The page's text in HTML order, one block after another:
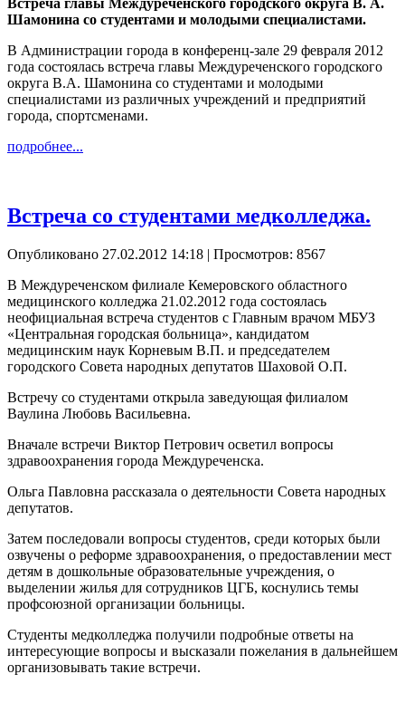
Встреча главы Междуреченского городского округа В. А.
Шамонина со студентами и молодыми специалистами.
В Администрации города в конференц-зале 29 февраля 2012
года состоялась встреча главы Междуреченского городского
округа В.А. Шамонина со студентами и молодыми
специалистами из различных учреждений и предприятий
города, спортсменами.
подробнее...
Встреча со студентами медколледжа.
Опубликовано 27.02.2012 14:18 | Просмотров: 8567
В Междуреченском филиале Кемеровского областного
медицинского колледжа 21.02.2012 года состоялась
неофициальная встреча студентов с Главным врачом МБУЗ
«Центральная городская больница», кандидатом
медицинским наук Корневым В.П. и председателем
городского Совета народных депутатов Шаховой О.П.
Встречу со студентами открыла заведующая филиалом
Ваулина Любовь Васильевна.
Вначале встречи Виктор Петрович осветил вопросы
здравоохранения города Междуреченска.
Ольга Павловна рассказала о деятельности Совета народных
депутатов.
Затем последовали вопросы студентов, среди которых были
озвучены о реформе здравоохранения, о предоставлении мест
детям в дошкольные образовательные учреждения, о
выделении жилья для сотрудников ЦГБ, коснулись темы
профсоюзной организации больницы.
Студенты медколледжа получили подробные ответы на
интересующие вопросы и высказали пожелания в дальнейшем
организовывать такие встречи.